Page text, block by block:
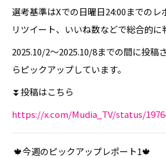
選考基準はXでの日曜日24:00までのレ
リツイート、いいね数などで総合的に
2025.10/2〜2025.10/8までの間に投稿
らピックアップしています。
⏬投稿はこちら
https://x.com/Mudia_TV/status/
🍁今週のピックアップレポート1🍁